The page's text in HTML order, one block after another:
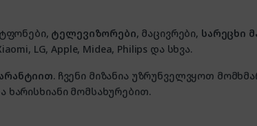
ტელევიზორები, მაცივრები, სარეცხი
LG, Apple, Midea, Philips და სხვა.
. ჩვენი მიზანია უზრუნველვყოთ
მომსახურებით.